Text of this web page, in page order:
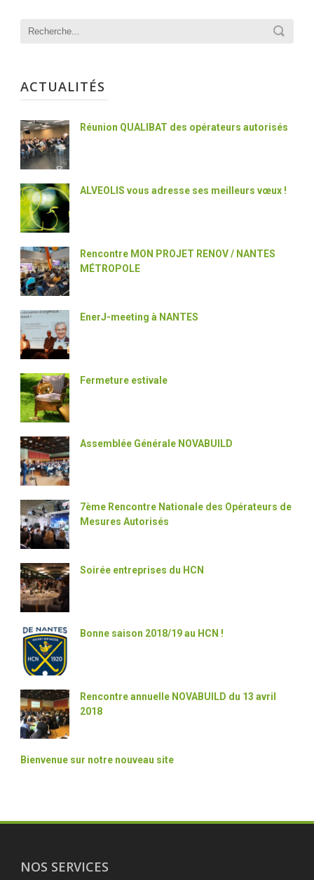
ACTUALITÉS
Réunion QUALIBAT des opérateurs autorisés
ALVEOLIS vous adresse ses meilleurs vœux !
Rencontre MON PROJET RENOV / NANTES
MÉTROPOLE
EnerJ-meeting à NANTES
Fermeture estivale
Assemblée Générale NOVABUILD
7ème Rencontre Nationale des Opérateurs de
Mesures Autorisés
Soirée entreprises du HCN
Bonne saison 2018/19 au HCN !
Rencontre annuelle NOVABUILD du 13 avril
2018
Bienvenue sur notre nouveau site
NOS SERVICES